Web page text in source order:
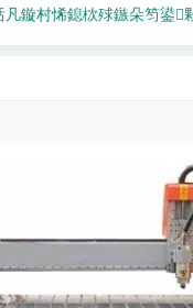
鏇村悕鎴栨殏鏃朵笉鍙